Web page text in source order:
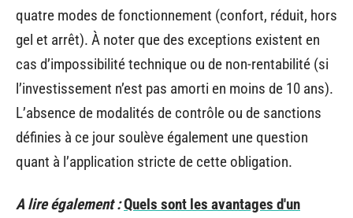
quatre modes de fonctionnement (confort, réduit, hors
gel et arrêt). À noter que des exceptions existent en
cas d’impossibilité technique ou de non-rentabilité (si
l’investissement n’est pas amorti en moins de 10 ans).
L’absence de modalités de contrôle ou de sanctions
définies à ce jour soulève également une question
quant à l’application stricte de cette obligation.
A lire également :Quels sont les avantages d'un